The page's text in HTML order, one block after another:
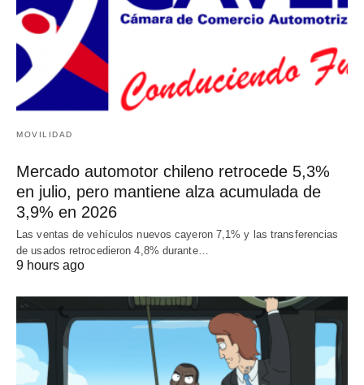
MOVILIDAD
Mercado automotor chileno retrocede 5,3%
en julio, pero mantiene alza acumulada de
3,9% en 2026
Las ventas de vehículos nuevos cayeron 7,1% y las transferencias
de usados retrocedieron 4,8% durante…
9 hours ago